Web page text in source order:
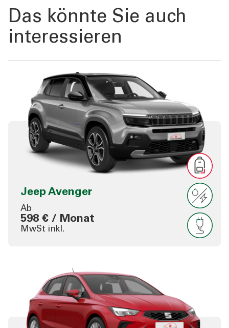
Das könnte Sie auch
interessieren
Jeep Avenger
Ab
598 € / Monat
MwSt inkl.